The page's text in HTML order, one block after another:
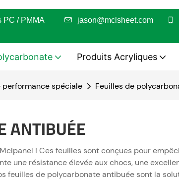
PC / PMMA jason@mclsheet.com
Produits Acryliques
performance spéciale Feuilles de
ANTIBUÉE
! Ces feuilles sont conçues pour
une résistance élevée aux chocs, une
feuilles de polycarbonate antibuée sont la